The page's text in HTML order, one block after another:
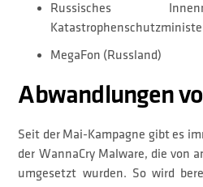
Russisches
MegaFon (Russland)
Abwandlungen
Seit der Mai-Kampagne gibt es
der WannaCry Malware, die von
umgesetzt wurden. So wird